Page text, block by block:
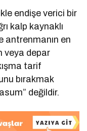
endişe verici bir
kalp kaynaklı
antrenmanın en
veya depar
tarif
bırakmak
değildir.